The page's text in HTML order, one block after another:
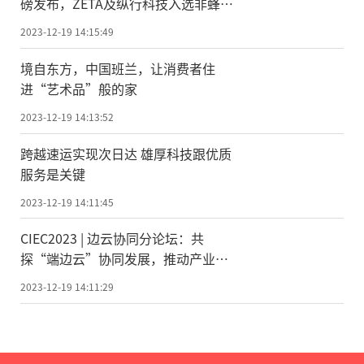
2023-12-19 14:15:49
境自东方，中国班兰，让消费者住
进“艺术品”般的家
2023-12-19 14:13:52
跨越速运实现次日达 雄厚科技跟优质
服务是关键
2023-12-19 14:11:45
CIEC2023 | 边云协同分论坛：共
探“端边云”协同发展，推动产业应
用创新
2023-12-19 14:11:29